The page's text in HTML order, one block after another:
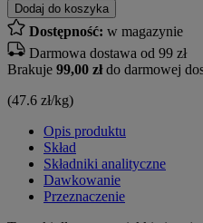
Dodaj do koszyka
Dostępność: w magazynie
Darmowa dostawa od 99 zł
Brakuje 99,00 złdo darmowej
(47.6 zł/kg)
Opis produktu
Skład
Składniki analityczne
Dawkowanie
Przeznaczenie